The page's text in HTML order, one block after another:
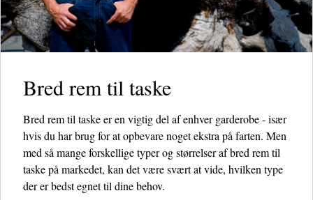
Bred rem til taske
Bred rem til taske er en vigtig del af enhver garderobe - især
hvis du har brug for at opbevare noget ekstra på farten. Men
med så mange forskellige typer og størrelser af bred rem til
taske på markedet, kan det være svært at vide, hvilken type
der er bedst egnet til dine behov.